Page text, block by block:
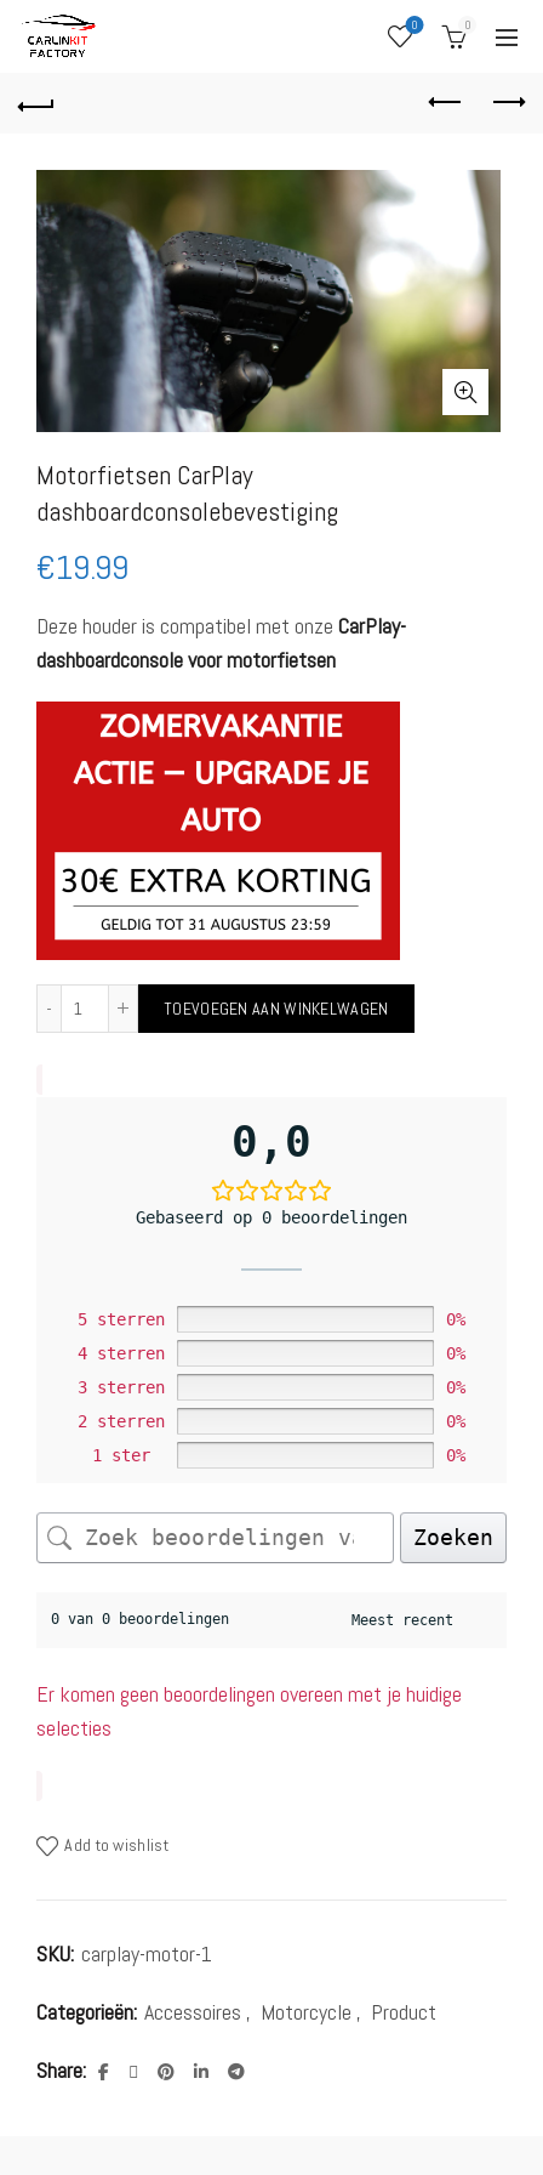
0 0
Motorfietsen CarPlay
dashboardconsolebevestiging
€19.99
Deze houder is compatibel met onze CarPlay-
dashboardconsole voor motorfietsen
TOEVOEGEN AAN WINKELWAGEN
0,0
Gebaseerd op 0 beoordelingen
5 sterren
0%
4 sterren
0%
3 sterren
0%
2 sterren
0%
1 ster
0%
Zoeken
0 van 0 beoordelingen
Er komen geen beoordelingen overeen met je huidige
selecties
Add to wishlist
SKU: carplay-motor-1
Categorieën: Accessoires , Motorcycle , Product
Share